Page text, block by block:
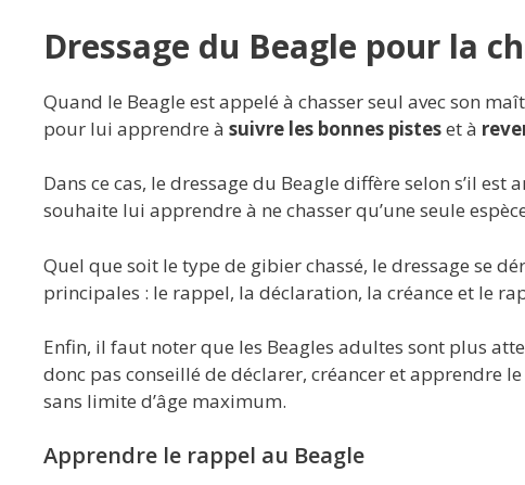
Dressage du Beagle pour la
Quand le Beagle est appelé à chasser seul avec son
pour lui apprendre à suivre les bonnes pisteset à
Dans ce cas, le dressage du Beagle diffère selon s’il
souhaite lui apprendre à ne chasser qu’une seule
Quel que soit le type de gibier chassé, le dressage se
principales : le rappel, la déclaration, la créance et le
Enfin, il faut noter que les Beagles adultes sont plus
donc pas conseillé de déclarer, créancer et apprendre
sans limite d’âge maximum.
Apprendre le rappel au Beagle